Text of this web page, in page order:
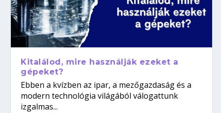
Kitalálod, mire használják ezeket a
gépeket?
Ebben a kvízben az ipar, a mezőgazdaság és a
modern technológia világából válogattunk
izgalmas...